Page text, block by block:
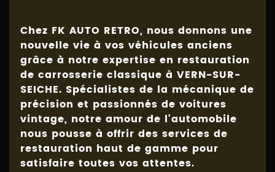
Chez FK AUTO RETRO, nous donnons une
nouvelle vie à vos véhicules anciens
grâce à notre expertise en restauration
de carrosserie classique à VERN-SUR-
SEICHE. Spécialistes de la mécanique de
précision et passionnés de voitures
vintage, notre amour de l'automobile
nous pousse à offrir des services de
restauration haut de gamme pour
satisfaire toutes vos attentes.